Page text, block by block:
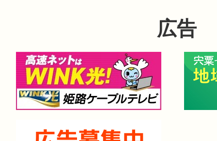
広告